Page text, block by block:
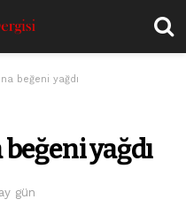
beğeni yağdı
yağdı
gün